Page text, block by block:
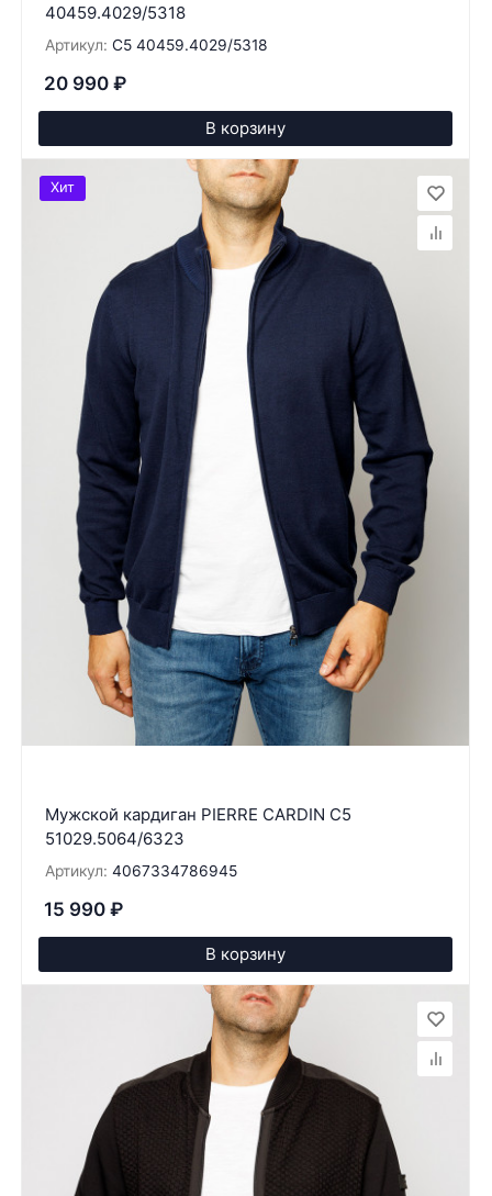
40459.4029/5318
Артикул: C5 40459.4029/5318
20 990 ₽
В корзину
Мужской кардиган PIERRE CARDIN C5
51029.5064/6323
Артикул: 4067334786945
15 990 ₽
В корзину
Хит